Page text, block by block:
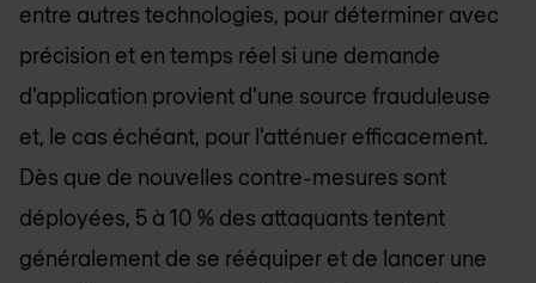
entre autres technologies, pour déterminer avec
précision et en temps réel si une demande
d'application provient d'une source frauduleuse
et, le cas échéant, pour l'atténuer efficacement.
Dès que de nouvelles contre-mesures sont
déployées, 5 à 10 % des attaquants tentent
généralement de se rééquiper et de lancer une